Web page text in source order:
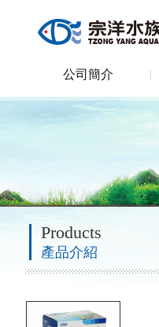
公司簡介
Products
產品介紹